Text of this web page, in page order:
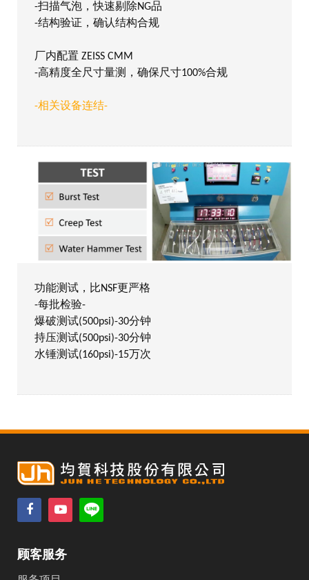
-扫描气泡，快速剔除NG品
-结构验证，确认结构合规
厂内配置 ZEISS CMM
-高精度全尺寸量测，确保尺寸100%合规
-相关设备连结-
功能测试，比NSF更严格
-每批检验-
爆破测试(500psi)-30分钟
持压测试(500psi)-30分钟
水锤测试(160psi)-15万次
顾客服务